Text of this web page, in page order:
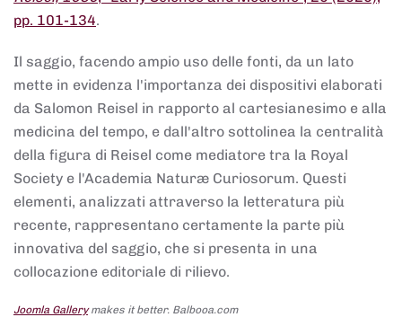
pp. 101-134.
Il saggio, facendo ampio uso delle fonti, da un lato
mette in evidenza l'importanza dei dispositivi elaborati
da Salomon Reisel in rapporto al cartesianesimo e alla
medicina del tempo, e dall'altro sottolinea la centralità
della figura di Reisel come mediatore tra la Royal
Society e l'Academia Naturæ Curiosorum. Questi
elementi, analizzati attraverso la letteratura più
recente, rappresentano certamente la parte più
innovativa del saggio, che si presenta in una
collocazione editoriale di rilievo.
Joomla Gallerymakes it better. Balbooa.com